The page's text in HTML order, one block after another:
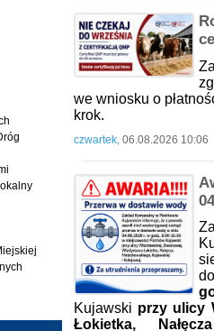
we wniosku o
krok.
czwartek, 06.08.2026 10:06
Kujawski przy ulicy
Łokietka,